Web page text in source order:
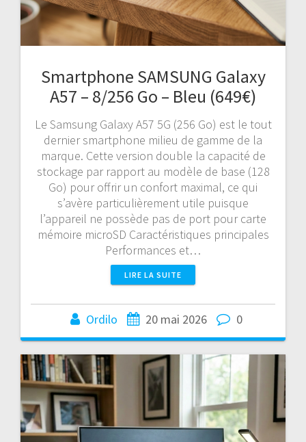
Smartphone SAMSUNG Galaxy
A57 – 8/256 Go – Bleu (649€)
Le Samsung Galaxy A57 5G (256 Go) est le tout
dernier smartphone milieu de gamme de la
marque. Cette version double la capacité de
stockage par rapport au modèle de base (128
Go) pour offrir un confort maximal, ce qui
s’avère particulièrement utile puisque
l’appareil ne possède pas de port pour carte
mémoire microSD Caractéristiques principales
Performances et…
LIRE LA SUITE
Ordilo 20 mai 2026 0